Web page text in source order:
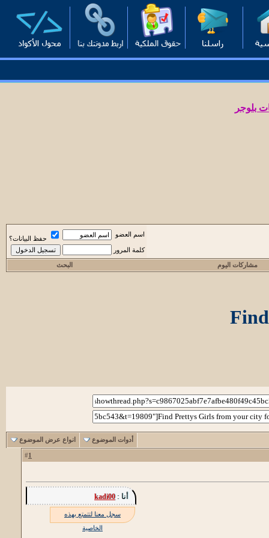
بلوجر
اسم العضو
حفظ البيانات؟
كلمة المرور
مشاركات اليوم البحث
أدوات الموضوع انواع عرض الموضوع
1
أنا :kadi00
سجل معنا لتتمتع بهذه
الخاصية